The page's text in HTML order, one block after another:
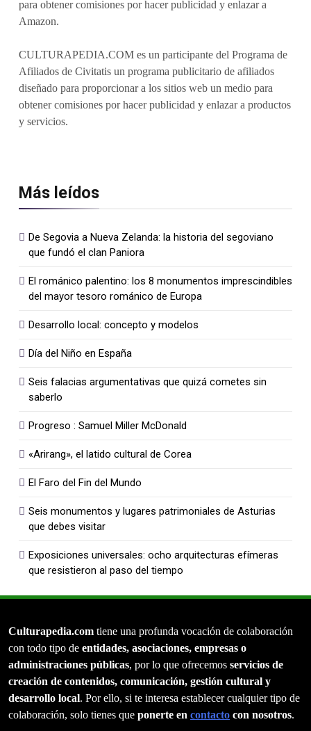
para obtener comisiones por hacer publicidad y enlazar a
Amazon.
CULTURAPEDIA.COM es un participante del Programa de
Afiliados de Civitatis un programa publicitario de afiliados
diseñado para proporcionar a los sitios web un medio para
obtener comisiones por hacer publicidad y enlazar a productos
y servicios.
Más leídos
De Segovia a Nueva Zelanda: la historia del segoviano
que fundó el clan Paniora
El románico palentino: los 8 monumentos imprescindibles
del mayor tesoro románico de Europa
Desarrollo local: concepto y modelos
Día del Niño en España
Seis falacias argumentativas que quizá cometes sin
saberlo
Progreso : Samuel Miller McDonald
«Arirang», el latido cultural de Corea
El Faro del Fin del Mundo
Seis monumentos y lugares patrimoniales de Asturias
que debes visitar
Exposiciones universales: ocho arquitecturas efímeras
que resistieron al paso del tiempo
Culturapedia.com tiene una profunda vocación de colaboración
con todo tipo de entidades, asociaciones, empresas o
administraciones públicas, por lo que ofrecemos servicios de
creación de contenidos, comunicación, gestión cultural y
desarrollo local. Por ello, si te interesa establecer cualquier tipo de
colaboración, solo tienes que ponerte en contacto con nosotros.